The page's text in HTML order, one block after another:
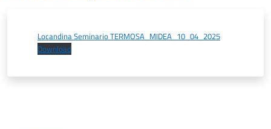
Locandina Seminario TERMOSA_MIDEA_10_04_2025
Download